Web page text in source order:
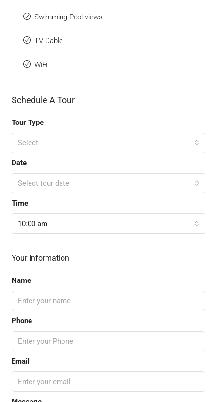
Swimming Pool views
TV Cable
WiFi
Schedule A Tour
Tour Type
Select
Date
Select tour date
Time
10:00 am
Your Information
Name
Phone
Email